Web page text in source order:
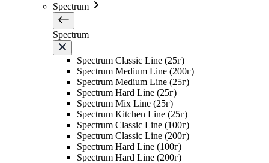
Spectrum
Spectrum
Spectrum Classic Line (25г)
Spectrum Medium Line (200г)
Spectrum Medium Line (25г)
Spectrum Hard Line (25г)
Spectrum Mix Line (25г)
Spectrum Kitchen Line (25г)
Spectrum Classic Line (100г)
Spectrum Classic Line (200г)
Spectrum Hard Line (100г)
Spectrum Hard Line (200г)